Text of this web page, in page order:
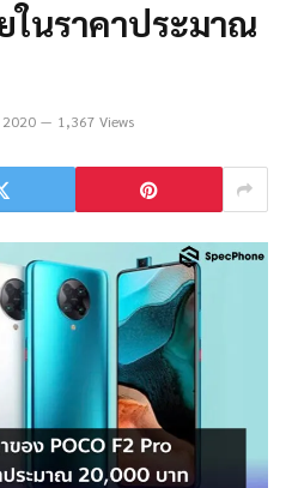
ในราคาประมาณ
1,367 Views